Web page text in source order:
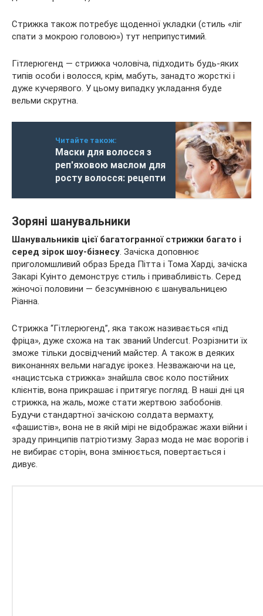
Стрижка також потребує щоденної укладки (стиль «ліг
спати з мокрою головою») тут неприпустимий.
Гітлерюгенд — стрижка чоловіча, підходить будь-яких
типів особи і волосся, крім, мабуть, занадто жорсткі і
дуже кучерявого. У цьому випадку укладання буде
вельми скрутна.
Читайте також:
Маски для волосся з
реп'яховою маслом для
росту волосся: рецепти
Зоряні шанувальники
Шанувальників цієї багатогранної стрижки багато і
серед зірок шоу-бізнесу. Зачіска доповнює
приголомшливий образ Бреда Пітта і Тома Харді, зачіска
Закарі Куінто демонструє стиль і привабливість. Серед
жіночої половини — безсумнівною є шанувальницею
Ріанна.
Стрижка “Гітлерюгенд”, яка також називається «під
фріца», дуже схожа на так званий Undercut. Розрізнити їх
зможе тільки досвідчений майстер. А також в деяких
виконаннях вельми нагадує ірокез. Незважаючи на це,
«нацистська стрижка» знайшла своє коло постійних
клієнтів, вона прикрашає і притягує погляд. В наші дні ця
стрижка, на жаль, може стати жертвою забобонів.
Будучи стандартної зачіскою солдата вермахту,
«фашистів», вона не в якій мірі не відображає жахи війни і
зраду принципів патріотизму. Зараз мода не має ворогів і
не вибирає сторін, вона змінюється, повертається і
дивує.